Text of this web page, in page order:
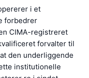
i et
forbedrer
CIMA-registreret
forvalter til
den underliggende
institutionelle